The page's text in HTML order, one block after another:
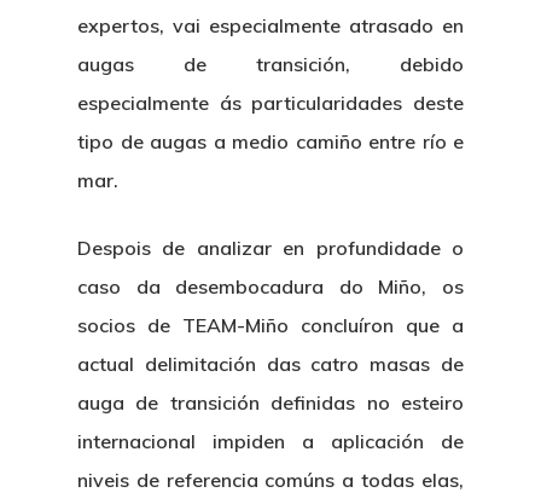
expertos, vai especialmente atrasado en
augas de transición, debido
especialmente ás particularidades deste
tipo de augas a medio camiño entre río e
mar.
Despois de analizar en profundidade o
caso da desembocadura do Miño, os
socios de TEAM-Miño concluíron que a
actual delimitación das catro masas de
auga de transición definidas no esteiro
internacional impiden a aplicación de
niveis de referencia comúns a todas elas,